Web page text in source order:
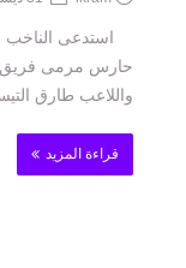
استدعى الناخب
حارس مرمى فريق
واللاعب طارق
قراءة المزيد